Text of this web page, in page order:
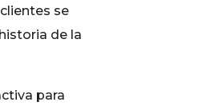
se
de la
para